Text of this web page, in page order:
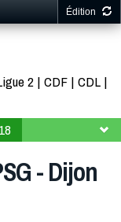
Édition
2 CDF CDL
- Dijon